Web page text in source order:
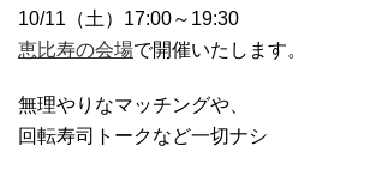
10/11（土）17:00～19:30
恵比寿の会場で開催いたします。
無理やりなマッチングや、
回転寿司トークなど一切ナシ